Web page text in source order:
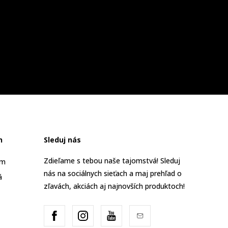
Sleduj nás
Zdieľame s tebou naše tajomstvá! Sleduj
nás na sociálnych sieťach a maj prehľad o
zľavách, akciách aj najnovších produktoch!